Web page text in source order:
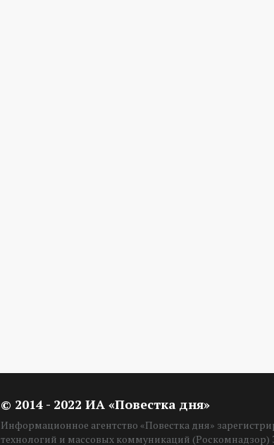
© 2014 - 2022 ИА «Повестка дня»
Информационное агентство «Повестка дня»
технологий и массовых коммуникаций (Роскомнадзор)